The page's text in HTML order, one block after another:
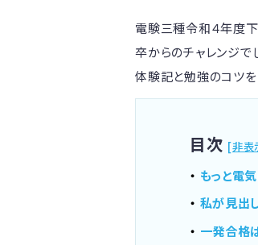
電験三種令和４年度
卒からのチャレンジで
体験記と勉強のコツを
目次 [非表
もっと電
私が見出
一発合格